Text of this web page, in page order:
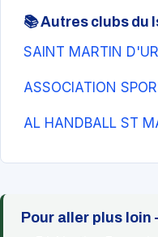
📚 Autres clubs du
SAINT MARTIN
ASSOCIATION
AL HANDBALL ST
Pour aller plus